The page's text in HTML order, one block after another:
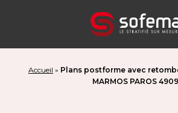
Accueil » Plans postforme avec
MARMOS PAROS 4909